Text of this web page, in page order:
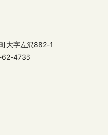
大字左沢882-1
62-4736